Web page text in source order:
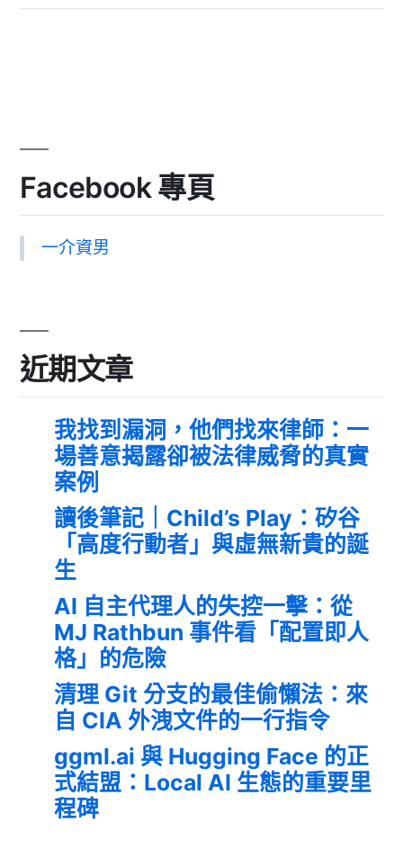
Facebook 專頁
一介資男
近期文章
我找到漏洞，他們找來律師：一
場善意揭露卻被法律威脅的真實
案例
讀後筆記｜Child’s Play：矽谷
「高度行動者」與虛無新貴的誕
生
AI 自主代理人的失控一擊：從
MJ Rathbun 事件看「配置即人
格」的危險
清理 Git 分支的最佳偷懶法：來
自 CIA 外洩文件的一行指令
ggml.ai 與 Hugging Face 的正
式結盟：Local AI 生態的重要里
程碑